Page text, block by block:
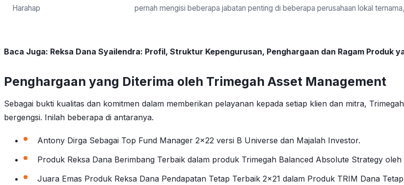
Harahap
pernah mengisi beberapa jabatan penting di beberapa perusahaan lokal
Baca Juga: Reksa Dana Syailendra: Profil, Struktur Kepengurusan, Penghargaan dan Ragam Produk
Penghargaan yang Diterima oleh Trimegah Asset Management
Sebagai bukti kualitas dan komitmen dalam memberikan pelayanan kepada setiap klien dan mitra,
bergengsi. Inilah beberapa di antaranya.
Antony Dirga Sebagai Top Fund Manager 2×22 versi B Universe dan Majalah Investor.
Produk Reksa Dana Berimbang Terbaik dalam produk Trimegah Balanced Absolute Strategy
Juara Emas Produk Reksa Dana Pendapatan Tetap Terbaik 2×21 dalam Produk TRIM Dana